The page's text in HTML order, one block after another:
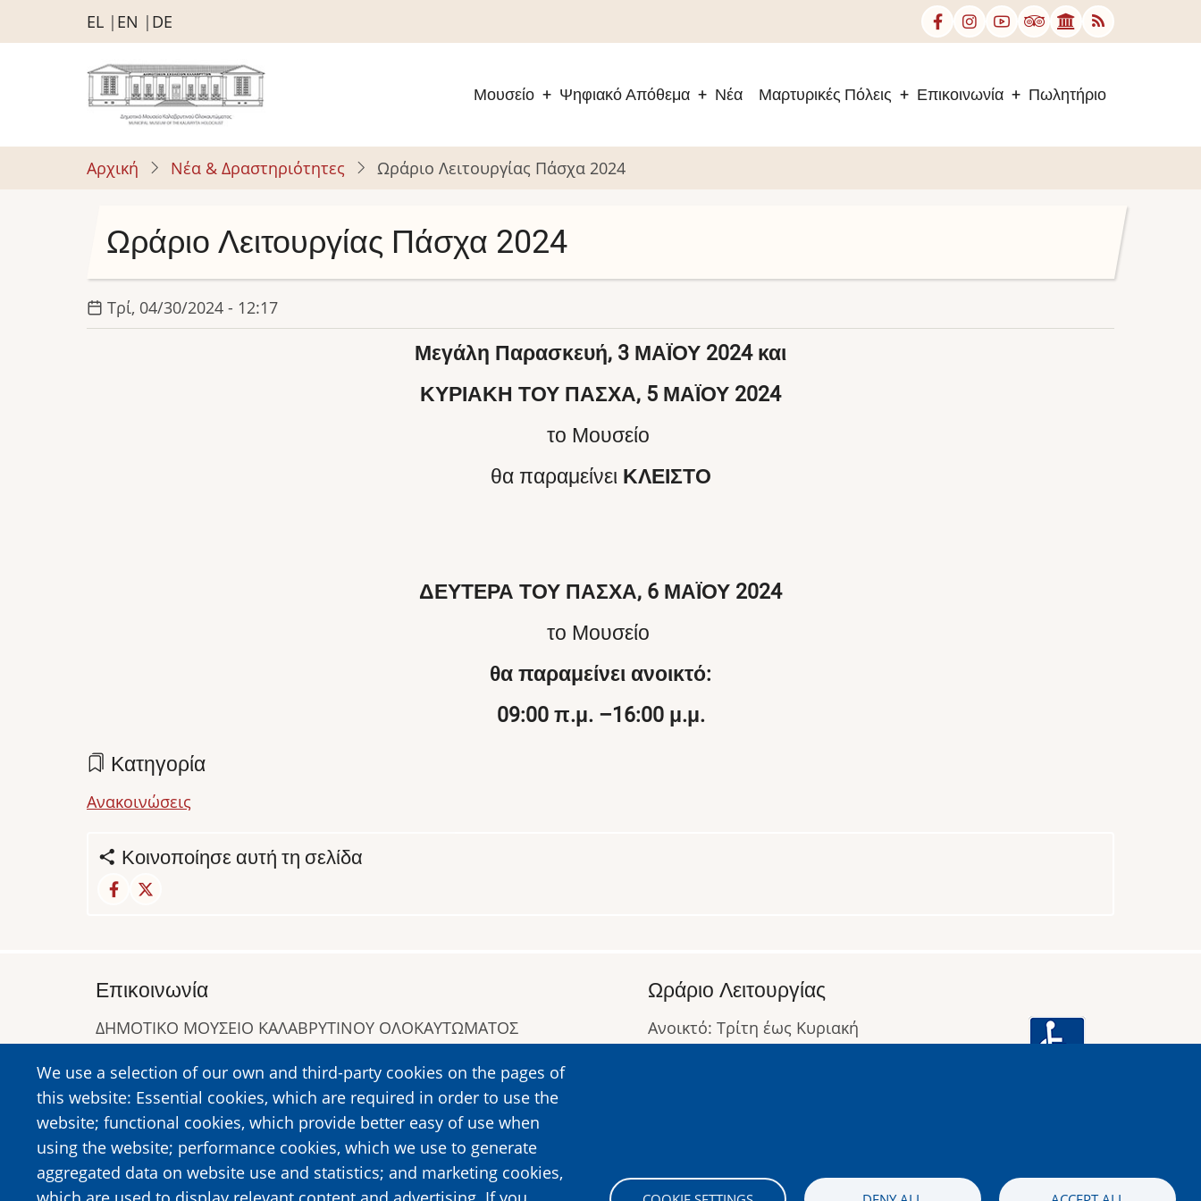
Παράκαμψη
προς
περιεχόμενο
EL EN DE
Μουσείο Ψηφιακό Απόθεμα Νέα Μαρτυρικές Πόλεις Επικοινωνία Πωλητήριο
Αρχική Νέα & Δραστηριότητες Ωράριο Λειτουργίας Πάσχα 2024
Ωράριο Λειτουργίας Πάσχα 2024
Τρί, 04/30/2024 - 12:17
Μεγάλη Παρασκευή, 3 ΜΑΪΟΥ 2024 και
ΚΥΡΙΑΚΗ ΤΟΥ ΠΑΣΧΑ, 5 ΜΑΪΟΥ 2024
το Μουσείο
θα παραμείνει ΚΛΕΙΣΤΟ
ΔΕΥΤΕΡΑ ΤΟΥ ΠΑΣΧΑ, 6 ΜΑΪΟΥ 2024
το Μουσείο
θα παραμείνει ανοικτό:
09:00 π.μ. –16:00 μ.μ.
Κατηγορία
Ανακοινώσεις
Κοινοποίησε αυτή τη σελίδα
We use a selection of our own and third-party cookies on the pages of
this website: Essential cookies, which are required in order to use the
website; functional cookies, which provide better easy of use when
using the website; performance cookies, which we use to generate
aggregated data on website use and statistics; and marketing cookies,
Επικοινωνία
ΔΗΜΟΤΙΚΟ ΜΟΥΣΕΙΟ ΚΑΛΑΒΡΥΤΙΝΟΥ ΟΛΟΚΑΥΤΩΜΑΤΟΣ
Τηλ:2692023646, 2692360220
https://www.dmko.gr || info@dmko.gr
Ωράριο Λειτουργίας
Ανοικτό: Τρίτη έως Κυριακή
Image Image Image Image